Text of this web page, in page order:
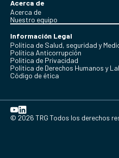
Acerca de
Acerca de
Nuestro equipo
Información Legal
Política de Salud, seguridad y
Política Anticorrupción
Politica de Privacidad
Política de Derechos Humanos y
Código de ética
© 2026 TRG Todos los derechos